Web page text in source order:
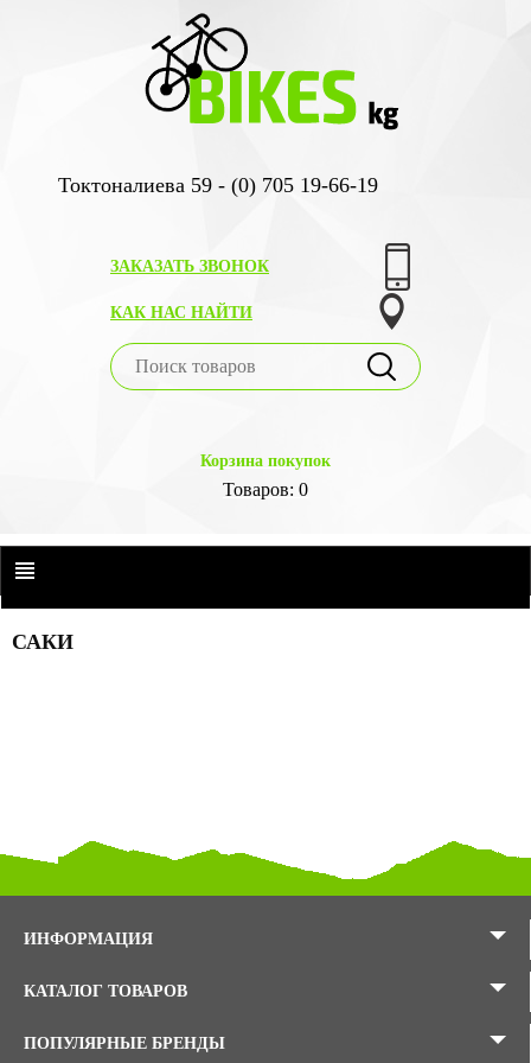
Токтоналиева 59 - (0) 705 19-66-19
ЗАКАЗАТЬ ЗВОНОК
КАК НАС НАЙТИ
Корзина покупок
Товаров: 0
САКИ
ИНФОРМАЦИЯ
КАТАЛОГ ТОВАРОВ
ПОПУЛЯРНЫЕ БРЕНДЫ